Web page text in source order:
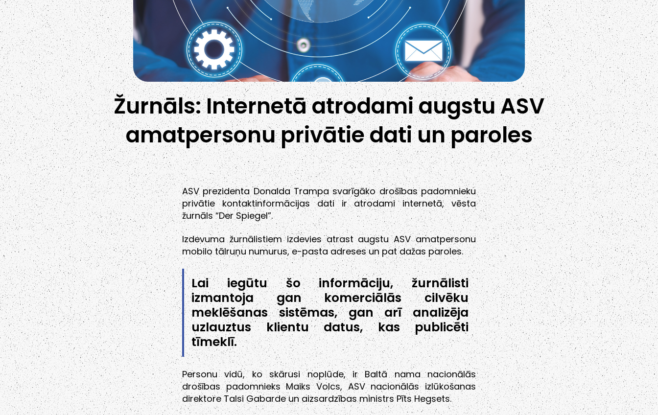
Žurnāls: Internetā atrodami augstu ASV
amatpersonu privātie dati un paroles
ASV prezidenta Donalda Trampa svarīgāko drošības padomnieku
privātie kontaktinformācijas dati ir atrodami internetā, vēsta
žurnāls “Der Spiegel”.
Izdevuma žurnālistiem izdevies atrast augstu ASV amatpersonu
mobilo tālruņu numurus, e-pasta adreses un pat dažas paroles.
Lai iegūtu šo informāciju, žurnālisti
izmantoja gan komerciālās cilvēku
meklēšanas sistēmas, gan arī analizēja
uzlauztus klientu datus, kas publicēti
tīmeklī.
Personu vidū, ko skārusi noplūde, ir Baltā nama nacionālās
drošības padomnieks Maiks Volcs, ASV nacionālās izlūkošanas
direktore Talsi Gabarde un aizsardzības ministrs Pīts Hegsets.